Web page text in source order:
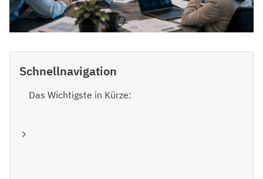
Schnellnavigation
Das Wichtigste in Kürze: